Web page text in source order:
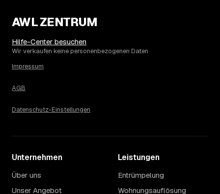
Größe und Wertanrechnung des Hausstands ab, ein
AWL ZENTRUM
Hilfe-Center besuchen
Wir verkaufen keine personenbezogenen Daten
Impressum
AGB
Datenschutz-Einstellungen
Unternehmen
Über uns
Unser Angebot
Leistungen
Entrümpelung
Wohnungsauflösung